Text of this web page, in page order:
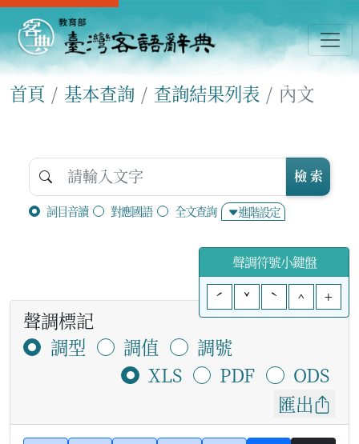
首頁 基本查詢 查詢結果列表 內文
詞目音讀 對應國語 全文查詢 進階設定
檢 索
聲調符號小鍵盤
ˊ
ˇ ˋ ^ +
聲調標記
調型
調值
調號
XLS
PDF
ODS
匯出